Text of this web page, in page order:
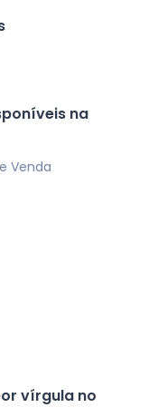
na
Venda
vírgula no